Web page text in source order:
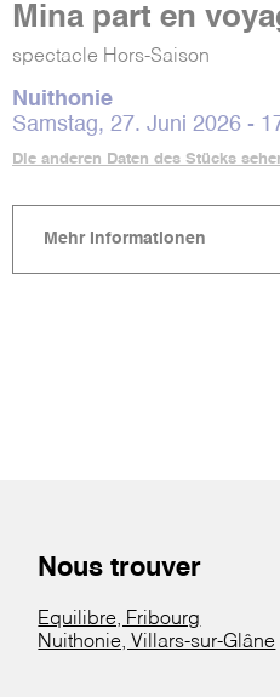
Mina part en
spectacle Hors-Saison
Nuithonie
Samstag, 27. Juni 2026 -
Die anderen Daten des Stücks
Mehr Informationen
Nous trouver
Equilibre, Fribourg
Nuithonie, Villars-sur-Glâne